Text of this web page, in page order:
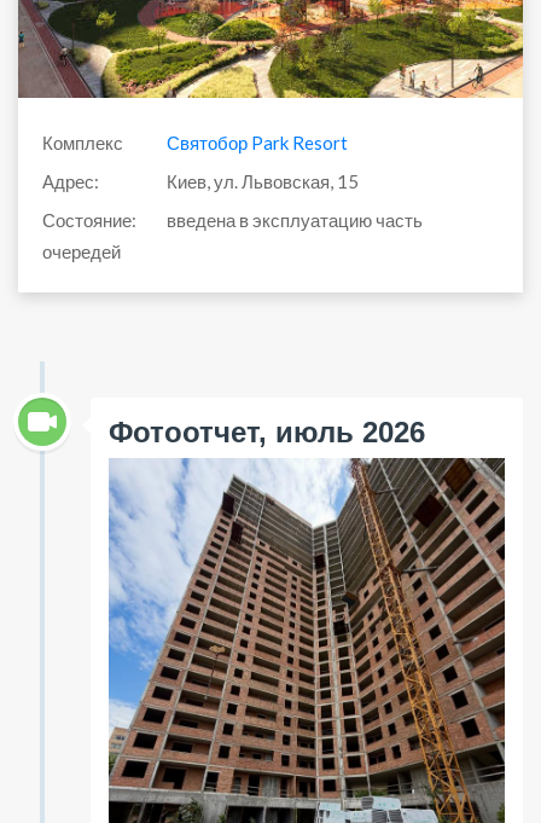
Комплекс
Святобор Park Resort
Адрес:
Киев, ул. Львовская, 15
Состояние:
введена в эксплуатацию часть
очередей
Фотоотчет, июль 2026